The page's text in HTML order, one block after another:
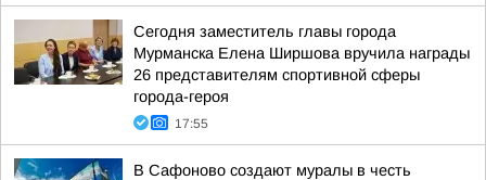
Сегодня заместитель главы города
Мурманска Елена Ширшова вручила награды
26 представителям спортивной сферы
города-героя
17:55
В Сафоново создают муралы в честь